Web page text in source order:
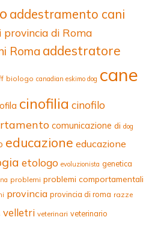
addestramento cani
di Roma
Roma addestratore
biologo canadian eskimo dog cane
cinofilia cinofilo
comunicazione di dog
educazione educazione
etologo evoluzionista genetica
problemi problemi comportamentali
provincia provincia di roma razze
velletri veterinari veterinario